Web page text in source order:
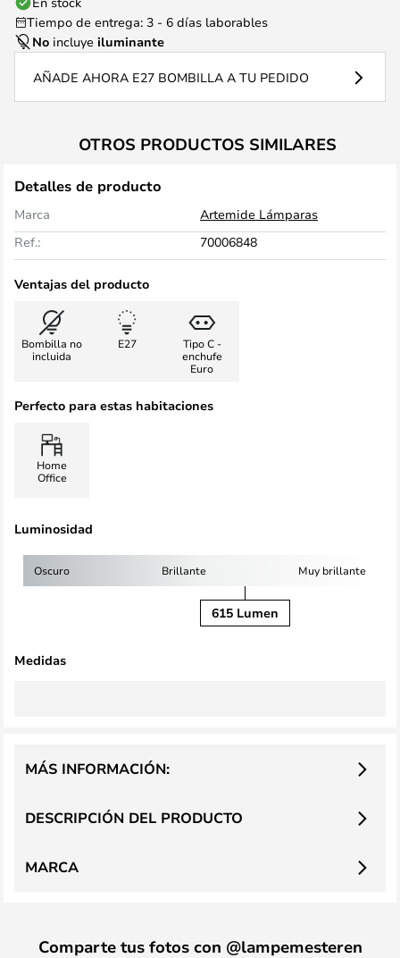
Tiempo de entrega: 3 - 6 días laborables
No incluye iluminante
AÑADE AHORA E27 BOMBILLA A TU PEDIDO
OTROS PRODUCTOS SIMILARES
Detalles de producto
Marca
Artemide Lámparas
Ref.:
70006848
Ventajas del producto
Bombilla no
incluida
E27
Tipo C -
enchufe
Euro
Perfecto para estas habitaciones
Home
Office
Luminosidad
Oscuro Brillante Muy brillante
615 Lumen
Medidas
DESCRIPCIÓN DEL PRODUCTO
MÁS INFORMACIÓN:
MARCA
Comparte tus fotos con @lampemesteren